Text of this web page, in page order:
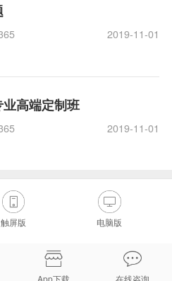
2019-11-01
业高端定制班
2019-11-01
触屏版 电脑版